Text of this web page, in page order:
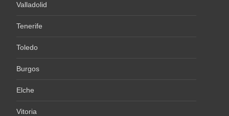
Valladolid
Tenerife
Toledo
Burgos
Elche
Vitoria